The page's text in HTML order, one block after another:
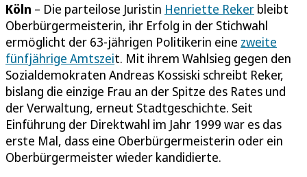
Köln – Die parteilose Juristin Henriette Reker bleibt
Oberbürgermeisterin, ihr Erfolg in der Stichwahl
ermöglicht der 63-jährigen Politikerin eine zweite
fünfjährige Amtszeit. Mit ihrem Wahlsieg gegen den
Sozialdemokraten Andreas Kossiski schreibt Reker,
bislang die einzige Frau an der Spitze des Rates und
der Verwaltung, erneut Stadtgeschichte. Seit
Einführung der Direktwahl im Jahr 1999 war es das
erste Mal, dass eine Oberbürgermeisterin oder ein
Oberbürgermeister wieder kandidierte.